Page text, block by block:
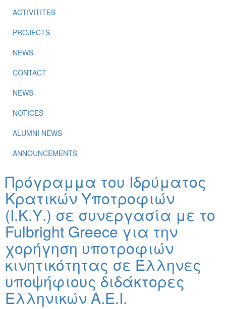
ACTIVITITES
PROJECTS
NEWS
CONTACT
NEWS
NOTICES
ALUMNI NEWS
ANNOUNCEMENTS
Πρόγραμμα του Ιδρύματος
Κρατικών Υποτροφιών
(Ι.Κ.Υ.) σε συνεργασία με το
Fulbright Greece για την
χορήγηση υποτροφιών
κινητικότητας σε Έλληνες
υποψήφιους διδάκτορες
Ελληνικών Α.Ε.Ι.